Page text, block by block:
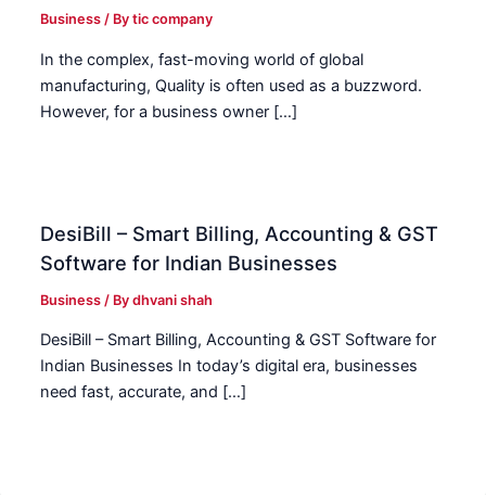
Business / Bytic company
In the complex, fast-moving world of global
manufacturing, Quality is often used as a buzzword.
However, for a business owner […]
DesiBill – Smart Billing, Accounting & GST
Software for Indian Businesses
Business / Bydhvani shah
DesiBill – Smart Billing, Accounting & GST Software for
Indian Businesses In today’s digital era, businesses
need fast, accurate, and […]